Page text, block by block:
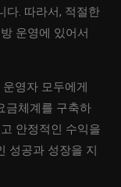
다. 따라서, 적절한
운영에 있어서
영자 모두에게
금체계를 구축하
안정적인 수익을
성공과 성장을 지